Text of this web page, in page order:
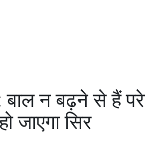
न बढ़ने से हैं
जाएगा सिर